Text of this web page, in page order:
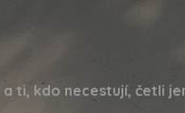
a ti, kdo necestují, četli